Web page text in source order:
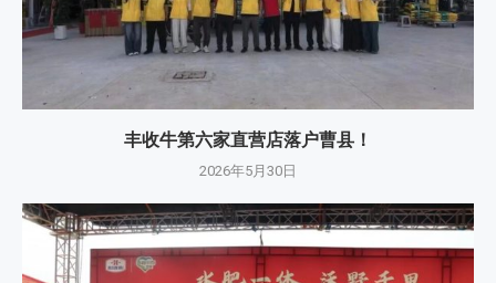
丰收牛第六家直营店落户曹县！
2026年5月30日